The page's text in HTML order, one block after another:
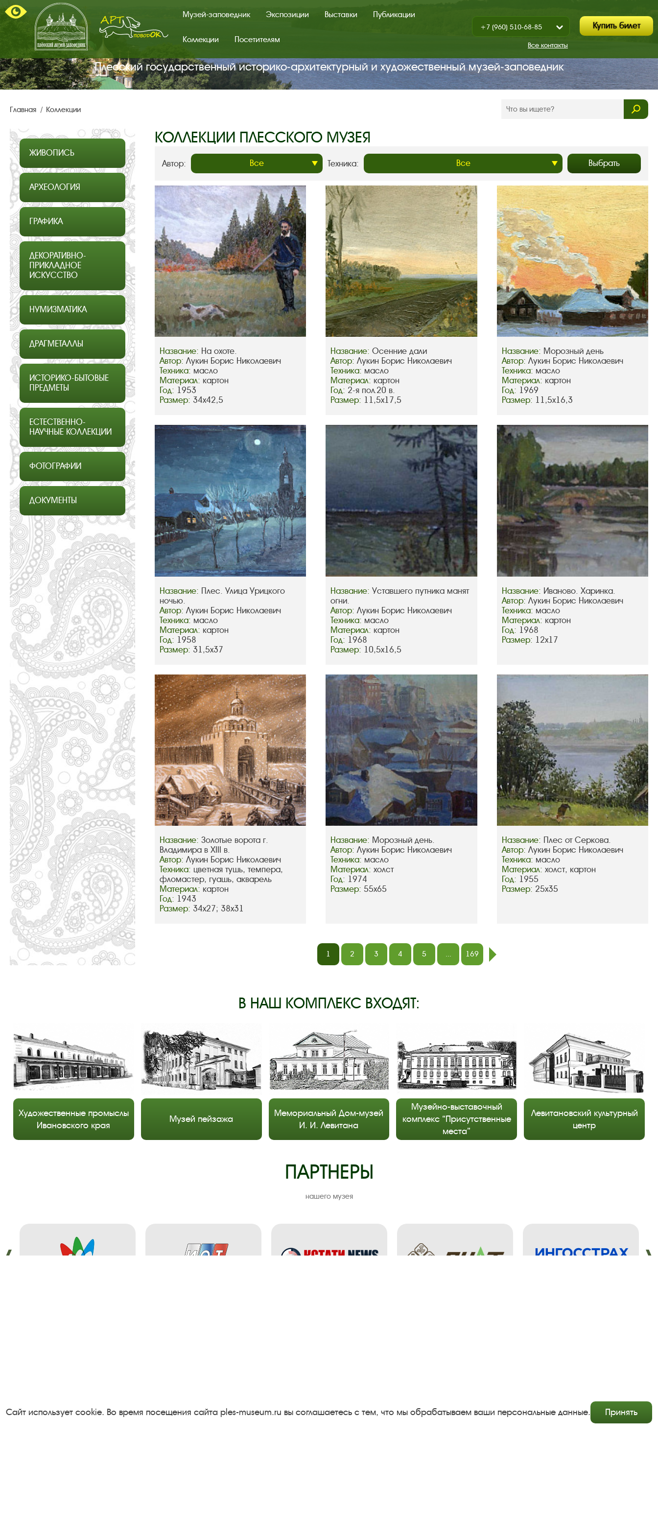
Главная
страница.
поводок.
Музей-заповедник Экспозиции Выставки Публикации
Коллекции Посетителям
Показать
/
Закрыть
+7 (960) 510-68-85
+7 (930) 347-67-70Все контакты
Купить билет
Плесский государственный историко‑архитектурный и художественный музей‑заповедник
Главная Коллекции
ЖИВОПИСЬ
АРХЕОЛОГИЯ
ГРАФИКА
ДЕКОРАТИВНО-
ПРИКЛАДНОЕ
ИСКУССТВО
НУМИЗМАТИКА
ДРАГМЕТАЛЛЫ
ИСТОРИКО-БЫТОВЫЕ
ПРЕДМЕТЫ
ЕСТЕСТВЕННО-
НАУЧНЫЕ КОЛЛЕКЦИИ
ФОТОГРАФИИ
ДОКУМЕНТЫ
КОЛЛЕКЦИИ ПЛЕССКОГО МУЗЕЯ
Автор: Техника: Выбрать
Название: На охоте.
Автор: Лукин Борис Николаевич
Техника: масло
Материал: картон
Год: 1953
Размер: 34х42,5
Название:Осенние дали
Автор:Лукин Борис Николаевич
Техника: масло
Материал: картон
Год: 2-я пол.20 в.
Размер: 11,5х17,5
Название: Морозный день
Автор: Лукин Борис Николаевич
Техника: масло
Материал: картон
Год: 1969
Размер: 11,5х16,3
Название: Плес. Улица Урицкого
ночью.
Автор: Лукин Борис Николаевич
Техника: масло
Материал: картон
Год: 1958
Размер: 31,5х37
Название:Уставшего путника манят
огни.
Автор:Лукин Борис Николаевич
Техника: масло
Материал: картон
Год: 1968
Размер: 10,5х16,5
Название: Иваново. Харинка.
Автор: Лукин Борис Николаевич
Техника: масло
Материал: картон
Год: 1968
Размер: 12х17
Название: Золотые ворота г.
Владимира в XIII в.
Автор: Лукин Борис Николаевич
Техника: цветная тушь, темпера,
фломастер, гуашь, акварель
Материал: картон
Год: 1943
Размер: 34х27; 38х31
Название: Морозный день.
Автор:Лукин Борис Николаевич
Техника: масло
Материал:холст
Год: 1974
Размер:55х65
Название: Плес от Серкова.
Автор: Лукин Борис Николаевич
Техника: масло
Материал: холст, картон
Год: 1955
Размер: 25х35
1 2 3 4 5 ...
169
В НАШ КОМПЛЕКС ВХОДЯТ:
Художественные промыслы
Ивановского края
Музей пейзажа
Мемориальный Дом-музей
И. И. Левитана
Музейно-выставочный
комплекс “Присутственные
места”
Левитановский культурный
центр
ПАРТНЕРЫ
нашего музея
Посетителям
Турфирмам
Результаты независимой
Copyright © http://www.plyos.org
Сайт использует cookie. Во время посещения сайта ples-museum.ru вы соглашаетесь с тем, что мы обрабатываем ваши персональные данные. Принять